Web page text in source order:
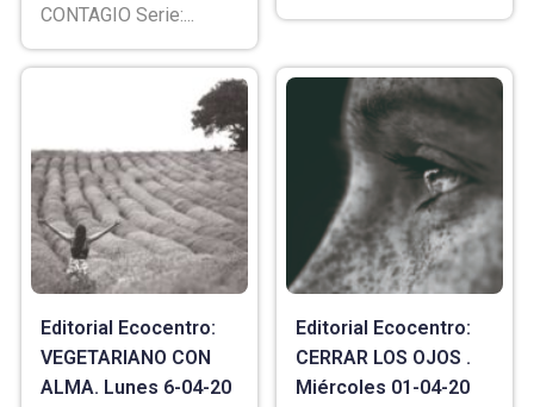
CONTAGIO Serie:...
Editorial Ecocentro:
VEGETARIANO CON
ALMA. Lunes 6-04-20
Editorial Ecocentro:
CERRAR LOS OJOS .
Miércoles 01-04-20